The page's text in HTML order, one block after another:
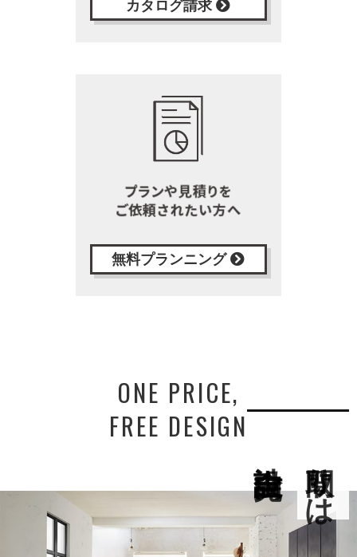
カタログ請求
無料プランニング
ONE PRICE,
FREE DESIGN
間取りは